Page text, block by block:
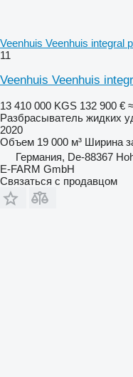
Veenhuis Veenhuis integral
11
Veenhuis Veenhuis
13 410 000 KGS 132 900 €
Разбрасыватель жидких
2020
Объем 19 000 м³ Ширина
Германия, De-88367
E-FARM GmbH
Связаться с продавцом